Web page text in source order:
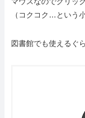
（コクコク…という
図書館でも使えるぐ